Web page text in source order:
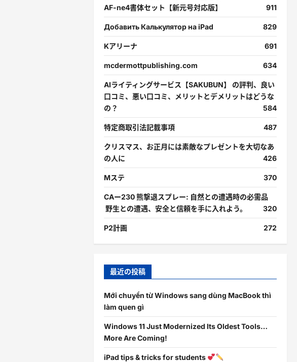
AF-ne4書体セット【新元号対応版】 911
Добавить Калькулятор на iPad 829
Kアリーナ 691
mcdermottpublishing.com 634
AIライティングサービス【SAKUBUN】 の評判、良い
口コミ、悪い口コミ、メリットとデメリットはどうな
の？
584
特定商取引法記載事項 487
クリスマス、お正月には素敵なプレゼントを大切なあ
の人に
426
Mステ 370
CAー230 熊撃退スプレー: 自然との遭遇時の必需品
野生との遭遇、安全と信頼を手に入れよう。
320
P2計画 272
最近の投稿
Mới chuyển từ Windows sang dùng MacBook thì
làm quen gì
Windows 11 Just Modernized Its Oldest Tools…
More Are Coming!
iPad tips & tricks for students